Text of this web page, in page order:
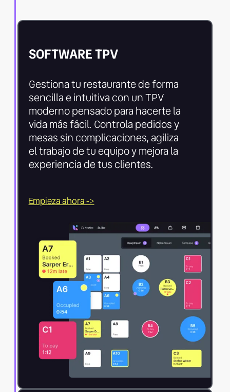
SOFTWARE TPV
Gestiona tu restaurante de forma
sencilla e intuitiva con un TPV
moderno pensado para hacerte la
vida más fácil. Controla pedidos y
mesas sin complicaciones, agiliza
el trabajo de tu equipo y mejora la
experiencia de tus clientes.
Empieza ahora ->